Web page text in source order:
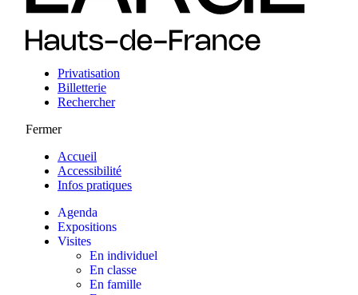
Privatisation
Billetterie
Rechercher
Fermer
Accueil
Accessibilité
Infos pratiques
Agenda
Expositions
Visites
En individuel
En classe
En famille